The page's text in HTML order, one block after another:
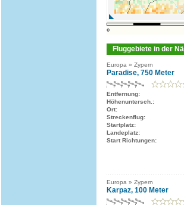
Fluggebiete in der
Europa » Zypern
Paradise, 750 Meter
Entfernung:
Höhenuntersch.:
Ort:
Streckenflug:
Startplatz:
Landeplatz:
Start Richtungen:
Europa » Zypern
Karpaz, 100 Meter